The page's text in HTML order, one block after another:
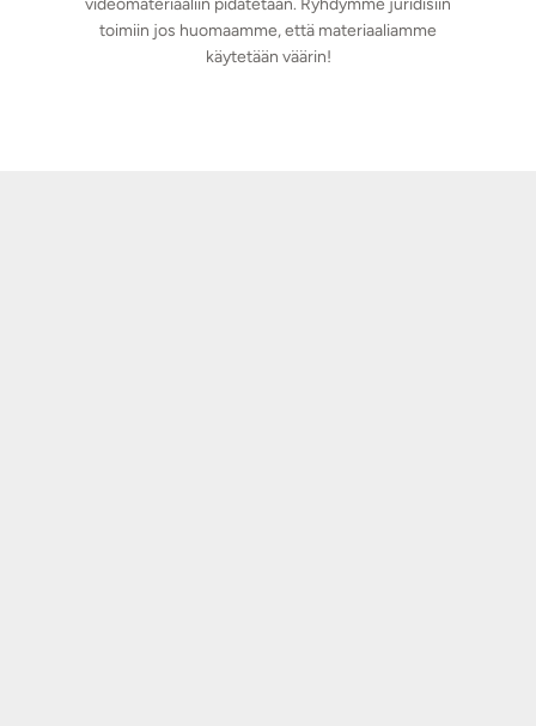
toimiin jos huomaamme, että materiaaliamme
käytetään väärin!